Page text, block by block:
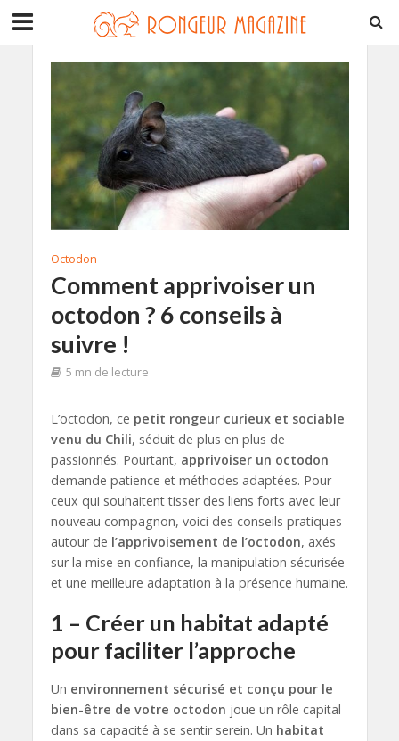
Octodon
Comment apprivoiser un
octodon ? 6 conseils à
suivre !
5 mn de lecture
L’octodon, ce petit rongeur curieux et sociable
venu du Chili, séduit de plus en plus de
passionnés. Pourtant, apprivoiser un octodon
demande patience et méthodes adaptées. Pour
ceux qui souhaitent tisser des liens forts avec leur
nouveau compagnon, voici des conseils pratiques
autour de l’apprivoisement de l’octodon, axés
sur la mise en confiance, la manipulation sécurisée
et une meilleure adaptation à la présence humaine.
1 – Créer un habitat adapté
pour faciliter l’approche
Un environnement sécurisé et conçu pour le
bien-être de votre octodon joue un rôle capital
dans sa capacité à se sentir serein. Un habitat